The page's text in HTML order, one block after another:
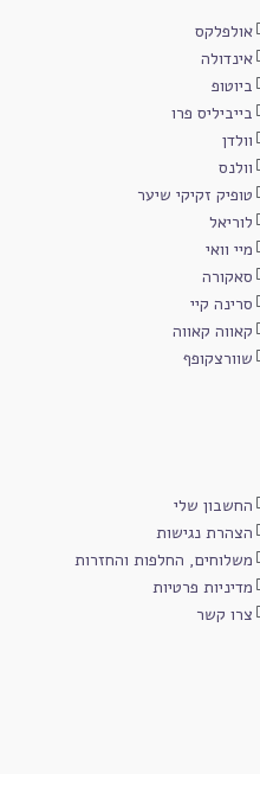
אולפלקס
אינדולה
ביוטופ
בייביליס פרו
וולדן
וולנס
טופיק זקיקי שיער
לוריאל
מיי וואי
סאקורה
סרינה קיי
קאווה קאווה
שוורצקופף
החשבון שלי
הצהרת נגישות
משלוחים, החלפות והחזרות
מדיניות פרטיות
צרו קשר